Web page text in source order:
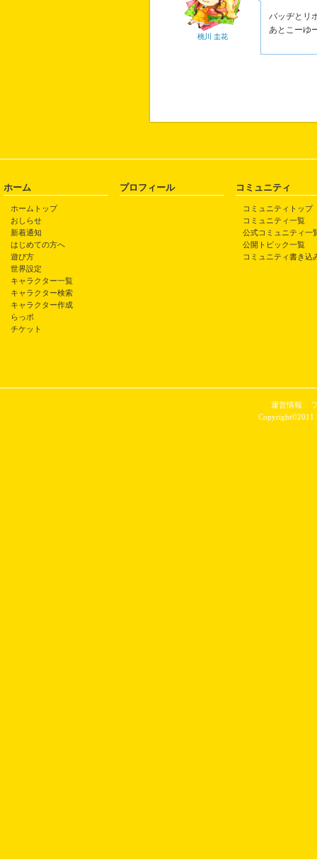
桃川 圭花
バッヂとリ
あとこーゆ
ホーム
ホームトップ
おしらせ
新着通知
はじめての方へ
遊び方
世界設定
キャラクター一覧
キャラクター検索
キャラクター作成
らっポ
チケット
プロフィール コミュニティ
コミュニティトップ
コミュニティ一覧
公式コミュニティ一
公開トピック一覧
コミュニティ書き込
運営情報
Copyright©2011